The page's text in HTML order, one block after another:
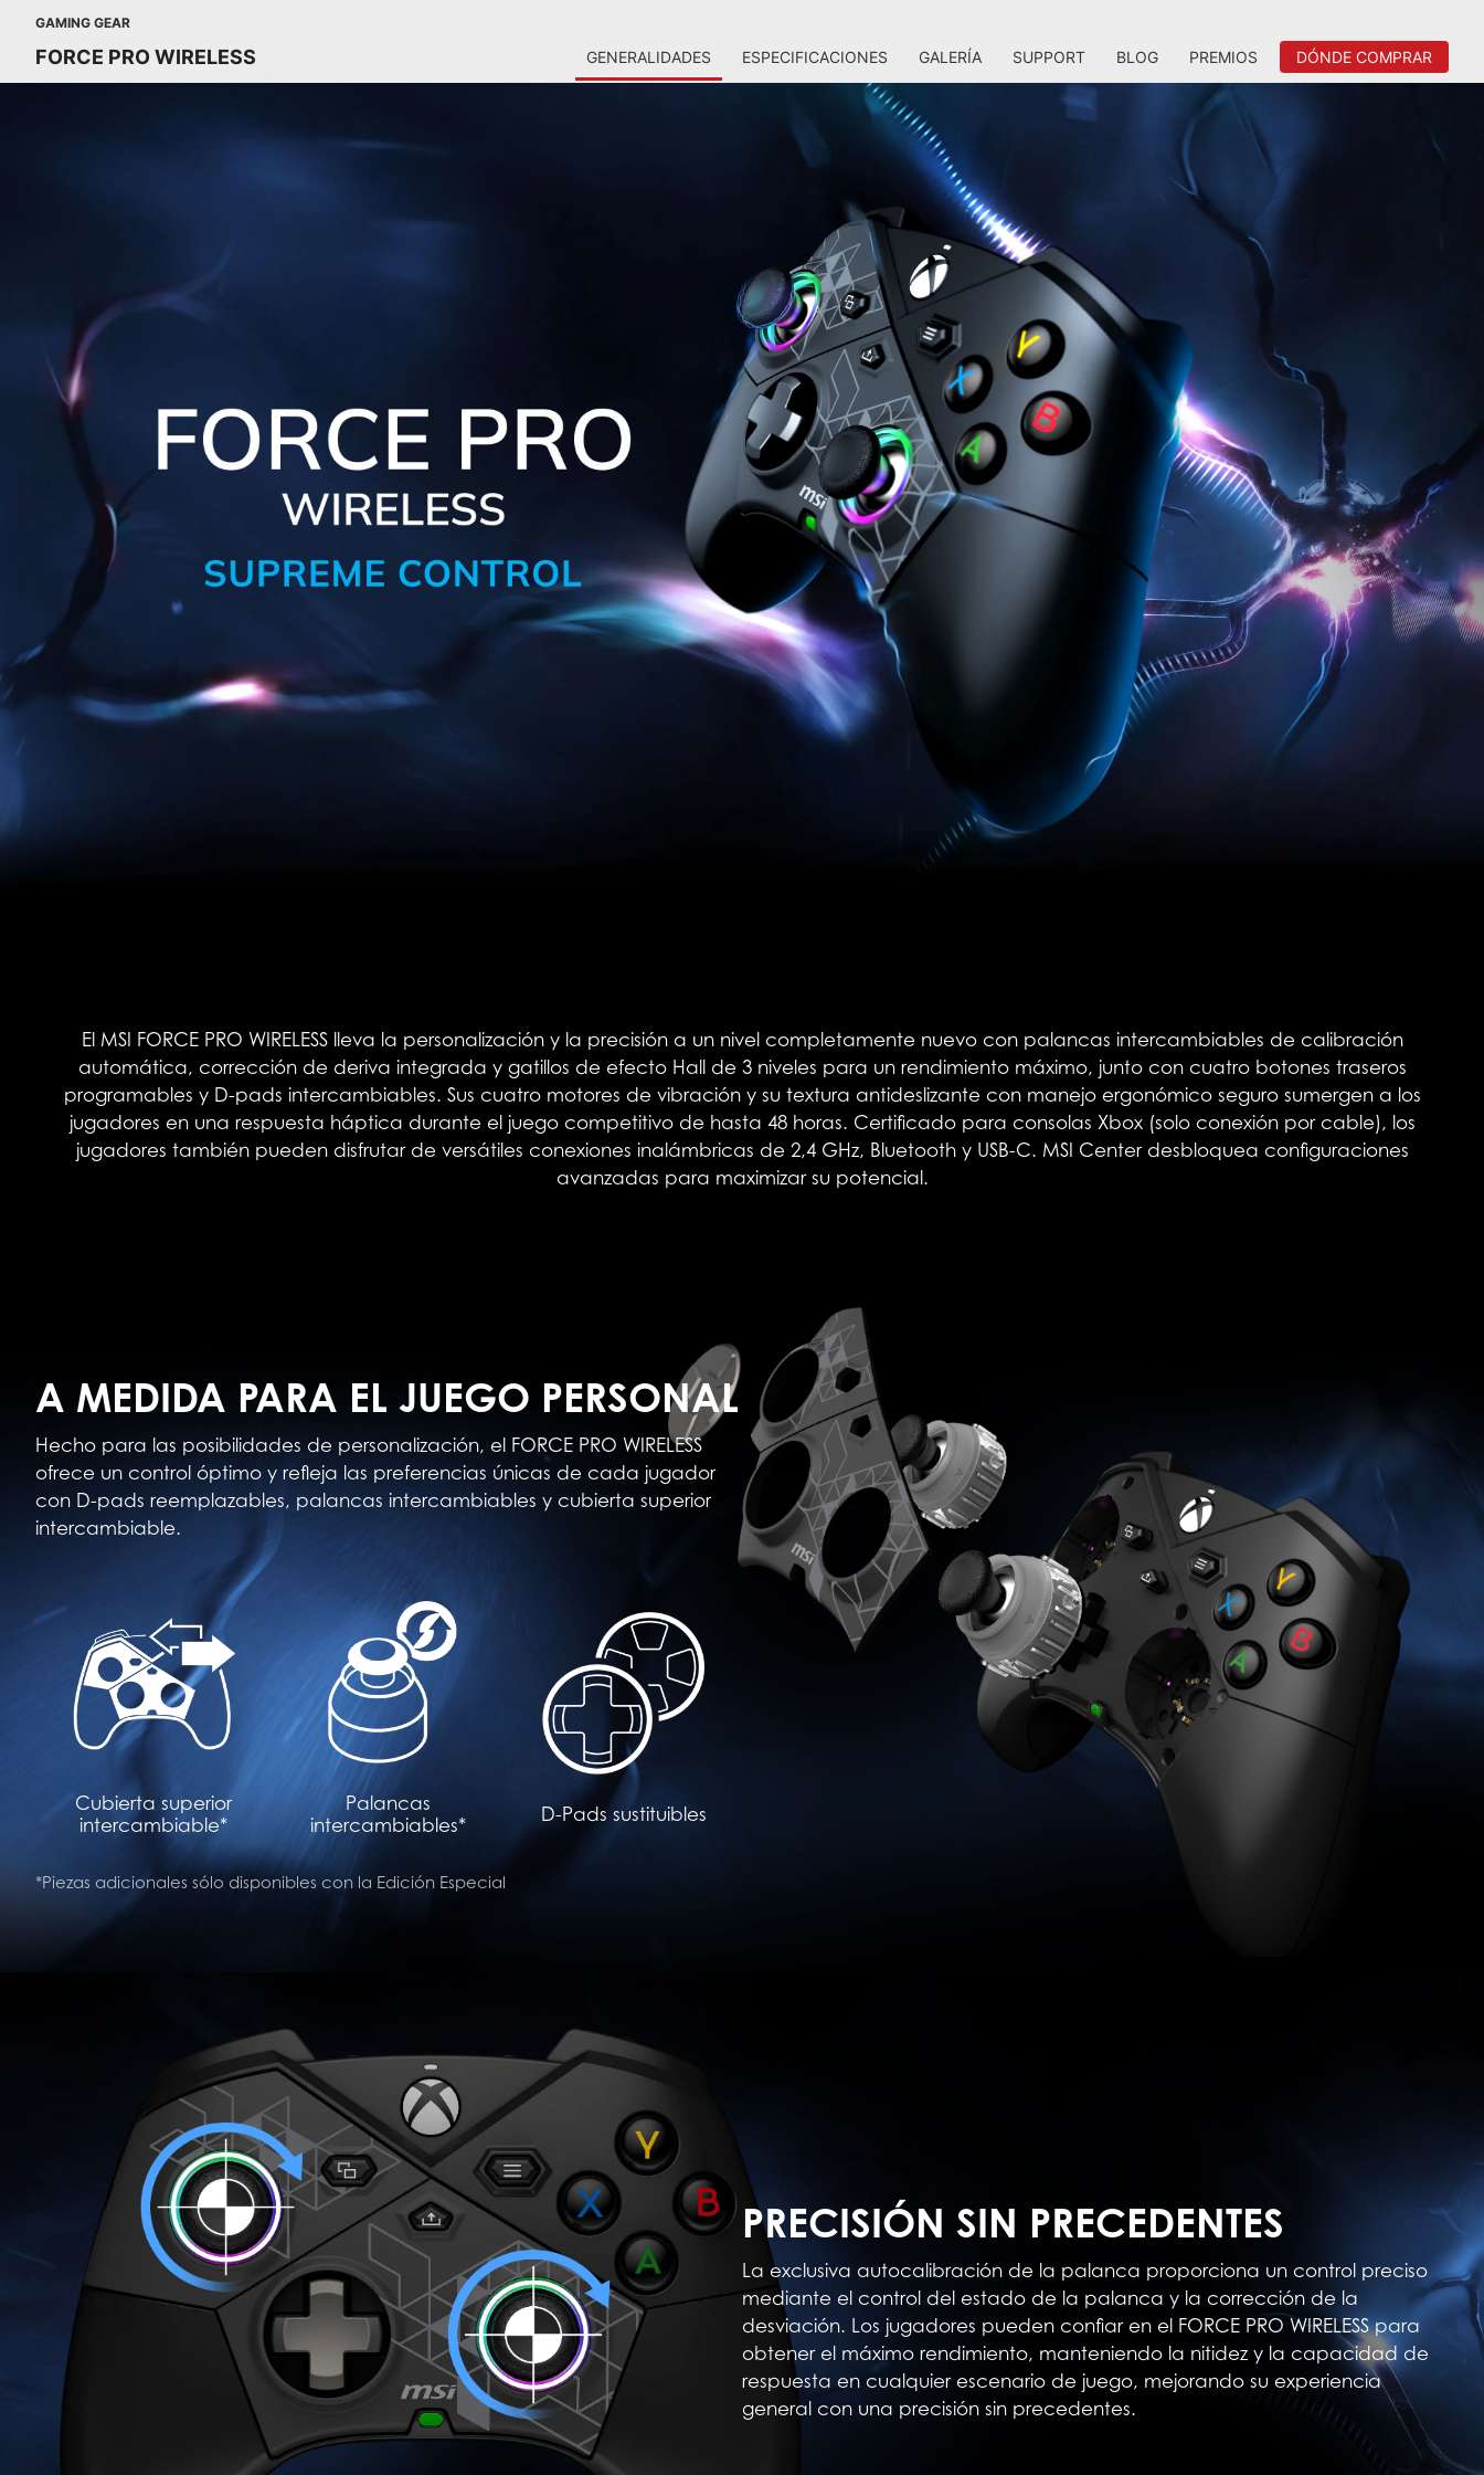
GAMING GEAR
FORCE PRO WIRELESS GENERALIDADES ESPECIFICACIONES GALERÍA SUPPORT BLOG PREMIOS DÓNDE COMPRAR
El MSI FORCE PRO WIRELESS lleva la personalización y la precisión a un nivel completamente nuevo con palancas intercambiables de calibración
automática, corrección de deriva integrada y gatillos de efecto Hall de 3 niveles para un rendimiento máximo, junto con cuatro botones traseros
programables y D-pads intercambiables. Sus cuatro motores de vibración y su textura antideslizante con manejo ergonómico seguro sumergen a los
jugadores en una respuesta háptica durante el juego competitivo de hasta 48 horas. Certificado para consolas Xbox (solo conexión por cable), los
jugadores también pueden disfrutar de versátiles conexiones inalámbricas de 2,4 GHz, Bluetooth y USB-C. MSI Center desbloquea configuraciones
avanzadas para maximizar su potencial.
A MEDIDA PARA EL JUEGO PERSONAL
Hecho para las posibilidades de personalización, el FORCE PRO WIRELESS
ofrece un control óptimo y refleja las preferencias únicas de cada jugador
con D-pads reemplazables, palancas intercambiables y cubierta superior
intercambiable.
Cubierta superior
intercambiable*
Palancas
intercambiables*
D-Pads sustituibles
*Piezas adicionales sólo disponibles con la Edición Especial
PRECISIÓN SIN PRECEDENTES
La exclusiva autocalibración de la palanca proporciona un control preciso
mediante el control del estado de la palanca y la corrección de la
desviación. Los jugadores pueden confiar en el FORCE PRO WIRELESS para
obtener el máximo rendimiento, manteniendo la nitidez y la capacidad de
respuesta en cualquier escenario de juego, mejorando su experiencia
general con una precisión sin precedentes.